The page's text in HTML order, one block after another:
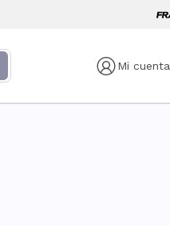
Mi cuenta